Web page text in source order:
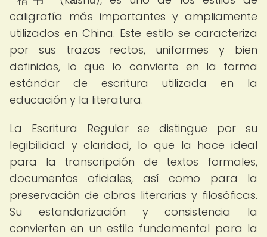
caligrafía más importantes y ampliamente
utilizados en China. Este estilo se caracteriza
por sus trazos rectos, uniformes y bien
definidos, lo que lo convierte en la forma
estándar de escritura utilizada en la
educación y la literatura.
La Escritura Regular se distingue por su
legibilidad y claridad, lo que la hace ideal
para la transcripción de textos formales,
documentos oficiales, así como para la
preservación de obras literarias y filosóficas.
Su estandarización y consistencia la
convierten en un estilo fundamental para la